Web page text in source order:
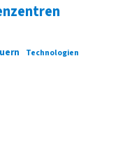
Technologien